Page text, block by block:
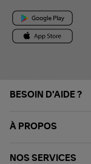
BESOIN D'AIDE ?
À PROPOS
NOS SERVICES